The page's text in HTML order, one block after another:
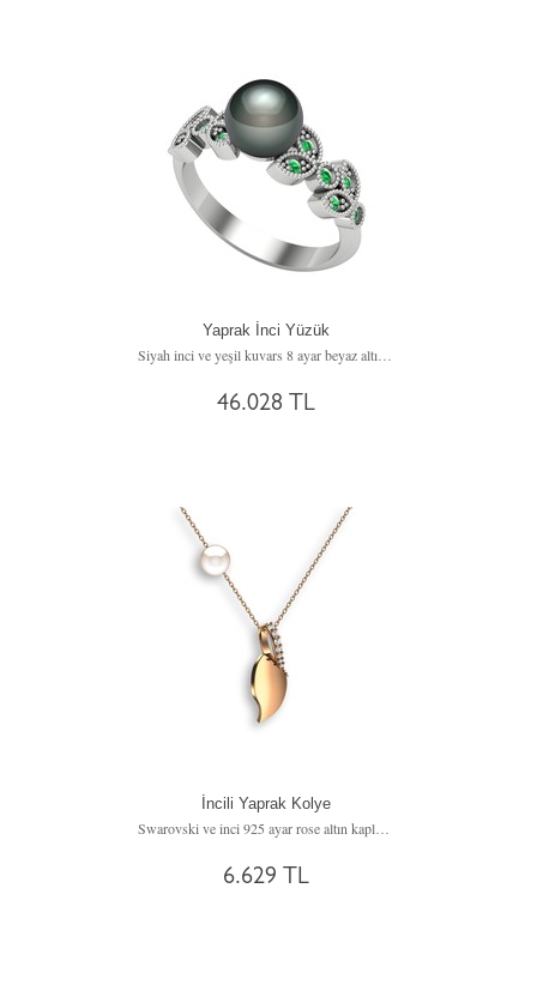
Yaprak İnci Yüzük
46.028 TL
İncili Yaprak Kolye
Swarovski ve inci 925 ayar rose altın kaplama gümüş kolye (40 cm gümüş rolo zincir)
6.629 TL